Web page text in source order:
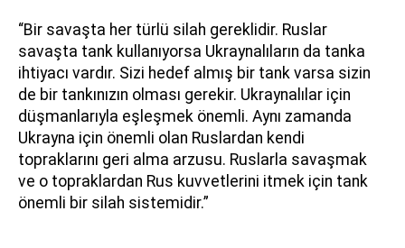
“Bir savaşta her türlü silah gereklidir. Ruslar
savaşta tank kullanıyorsa Ukraynalıların da tanka
ihtiyacı vardır. Sizi hedef almış bir tank varsa sizin
de bir tankınızın olması gerekir. Ukraynalılar için
düşmanlarıyla eşleşmek önemli. Aynı zamanda
Ukrayna için önemli olan Ruslardan kendi
topraklarını geri alma arzusu. Ruslarla savaşmak
ve o topraklardan Rus kuvvetlerini itmek için tank
önemli bir silah sistemidir.”